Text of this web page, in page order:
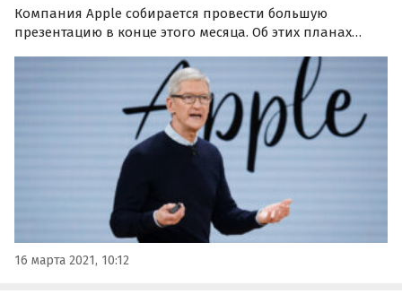
Компания Apple собирается провести большую
презентацию в конце этого месяца. Об этих планах
16 марта 2021, 10:12